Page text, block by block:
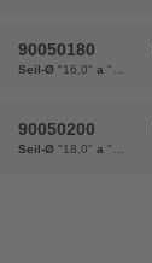
90050180
Seil-Ø "16,0" a "18"
90050200
Seil-Ø "18,0" a "20"